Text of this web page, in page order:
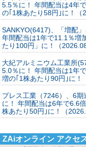
5.5％に！ 年間配当は4年
の｢1株あたり58円｣に！（
SANKYO(6417)、「増配
年間配当は1年で11.1％増
たり100円」に！（
大紀アルミニウム工業所
5.0％に！ 年間配当は1年
増の｢1株あたり90円｣に！
プレス工業（7246）、6
に！ 年間配当は6年で6.6
株あたり50円｣に！（
ZAiオンライン アクセ